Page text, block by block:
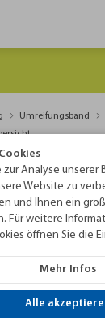
gut informiert zu
Umreifungsband
Analyse unserer
Website zu
und Ihnen ein
Für weitere
öffnen Sie die
Mehr Infos
Alle